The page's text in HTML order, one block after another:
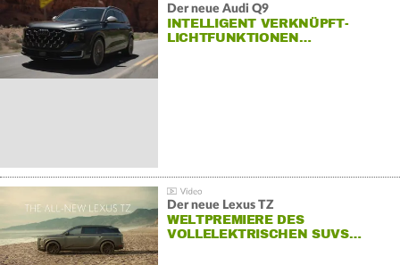
Der neue Audi Q9
INTELLIGENT VERKNÜPFT-
LICHTFUNKTIONEN…
Der neue Lexus TZ
WELTPREMIERE DES
VOLLELEKTRISCHEN SUVS…